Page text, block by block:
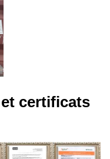
certificats